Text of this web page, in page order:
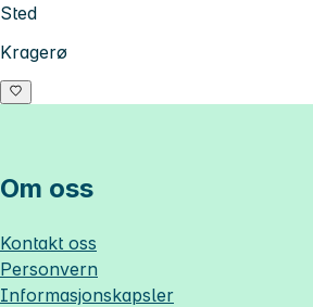
Sted
Kragerø
Om oss
Kontakt oss
Personvern
Informasjonskapsler